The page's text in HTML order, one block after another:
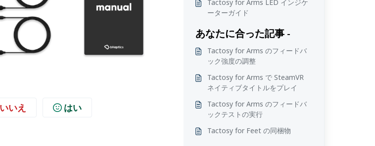
いいえ はい
Tactosy for Arms LED インジケ
ーターガイド
あなたに合った記事 -
Tactosy for Arms のフィードバ
ック強度の調整
Tactosy for Arms で SteamVR
ネイティブタイトルをプレイ
Tactosy for Arms のフィードバ
ックテストの実行
Tactosy for Feet の同梱物